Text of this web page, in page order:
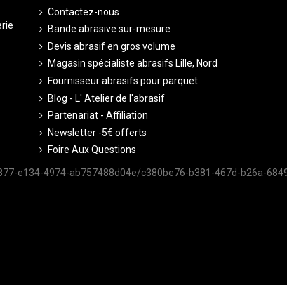
Contactez-nous
Bande abrasive sur-mesure
Devis abrasif en gros volume
Magasin spécialiste abrasifs Lille, Nord
Fournisseur abrasifs pour parquet
Blog - L' Atelier de l'abrasif
Partenariat - Affiliation
Newsletter -5€ offerts
Foire Aux Questions
e134-4974-ab757488d04e/c380be76-b381-467d-b26a-